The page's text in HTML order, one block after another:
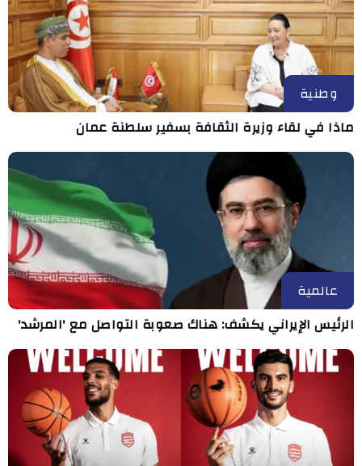
وطنية
ماذا في لقاء وزيرة الثقافة بسفير سلطنة عمان
عالمية
الرئيس الإيراني يكشف: هناك صعوبة التواصل مع 'المرشد'